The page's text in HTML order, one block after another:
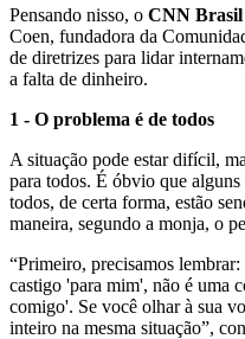
Pensando nisso, o CNN Brasil
Coen, fundadora da
de diretrizes para lidar
a falta de dinheiro.
1 - O problema é de todos
A situação pode estar difícil,
para todos. É óbvio que alguns
todos, de certa forma, estão
maneira, segundo a monja, o
“Primeiro, precisamos
castigo 'para mim', não é uma
comigo'. Se você olhar à sua
inteiro na mesma situação”,